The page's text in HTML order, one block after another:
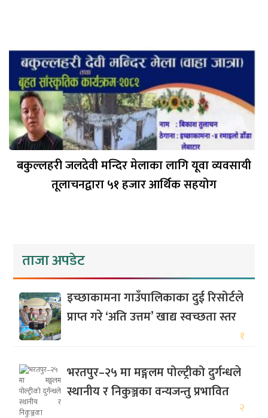
बकुल्लहरी जलदेवी मन्दिर मेलाका लागि यूवा व्यवसायी
तूलाचनद्वारा ५१ हजार आर्थिक सहयोग
ताजा अपडेट
इच्छाकामना गाउँपालिकाका दुई रिसोर्टले
प्राप्त गरे ‘अति उत्तम’ खाद्य स्वच्छता स्तर
१
भरतपुर–२५ मा मङ्गलम पोल्ट्रीको दुर्गन्धले
स्थानीय र निकुञ्जका वन्यजन्तु प्रभावित
२